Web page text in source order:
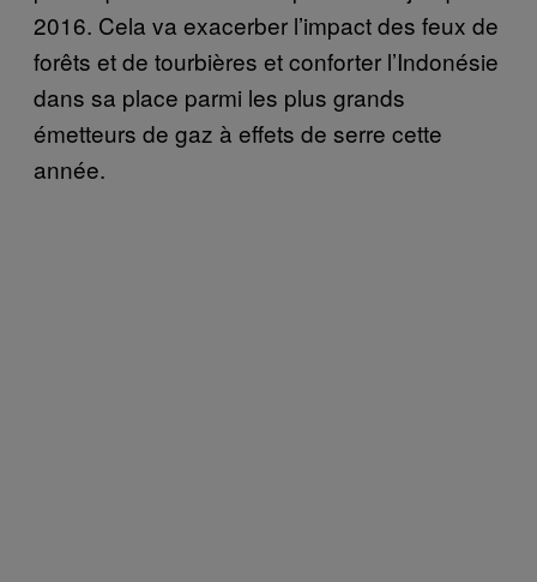
2016. Cela va exacerber l’impact des feux de
forêts et de tourbières et conforter l’Indonésie
dans sa place parmi les plus grands
émetteurs de gaz à effets de serre cette
année.